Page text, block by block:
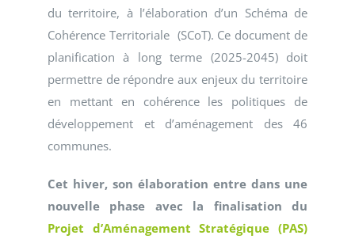
du territoire, à l’élaboration d’un Schéma de
Cohérence Territoriale (SCoT). Ce document de
planification à long terme (2025-2045) doit
permettre de répondre aux enjeux du territoire
en mettant en cohérence les politiques de
développement et d’aménagement des 46
communes.
Cet hiver, son élaboration entre dans une
nouvelle phase avec la finalisation du
Projet d’Aménagement Stratégique (PAS)